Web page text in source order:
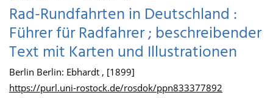
Rad-Rundfahrten in Deutschland :
Führer für Radfahrer ; beschreibender
Text mit Karten und Illustrationen
Berlin Berlin: Ebhardt , [1899]
https://purl.uni-rostock.de/rosdok/ppn833377892